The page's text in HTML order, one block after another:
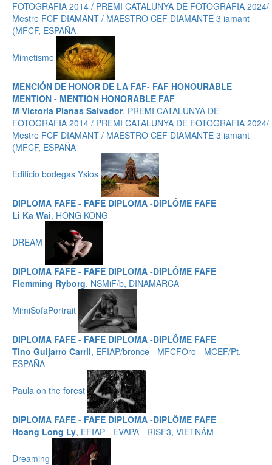
FOTOGRAFIA 2014 / PREMI CATALUNYA DE FOTOGRAFIA 2024/
Mestre FCF DIAMANT / MAESTRO CEF DIAMANTE 3 iamant
(MFCF, ESPAÑA
Mimetisme
MENCIÓN DE HONOR DE LA FAF- FAF HONOURABLE
MENTION - MENTION HONORABLE FAF
M Victoria Planas Salvador, PREMI CATALUNYA DE
FOTOGRAFIA 2014 / PREMI CATALUNYA DE FOTOGRAFIA 2024/
Mestre FCF DIAMANT / MAESTRO CEF DIAMANTE 3 iamant
(MFCF, ESPAÑA
Edificio bodegas Ysios
DIPLOMA FAFE - FAFE DIPLOMA -DIPLÔME FAFE
Li Ka Wai, HONG KONG
DREAM
DIPLOMA FAFE - FAFE DIPLOMA -DIPLÔME FAFE
Flemming Ryborg, NSMiF/b, DINAMARCA
MimiSofaPortrait
DIPLOMA FAFE - FAFE DIPLOMA -DIPLÔME FAFE
Tino Guijarro Carril, EFIAP/bronce - MFCFOro - MCEF/Pt,
ESPAÑA
Paula on the forest
DIPLOMA FAFE - FAFE DIPLOMA -DIPLÔME FAFE
Hoang Long Ly, EFIAP - EVAPA - RISF3, VIETNÁM
Dreaming